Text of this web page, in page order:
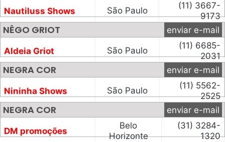
Nautiluss Shows São Paulo
(11) 3667-
9173
NÊGO GRIOT enviar e-mail
Aldeia Griot São Paulo
(11) 6685-
2031
NEGRA COR enviar e-mail
Nininha Shows São Paulo
(11) 5562-
2525
NEGRA COR enviar e-mail
DM promoções
Belo
Horizonte
(31) 3284-
1320